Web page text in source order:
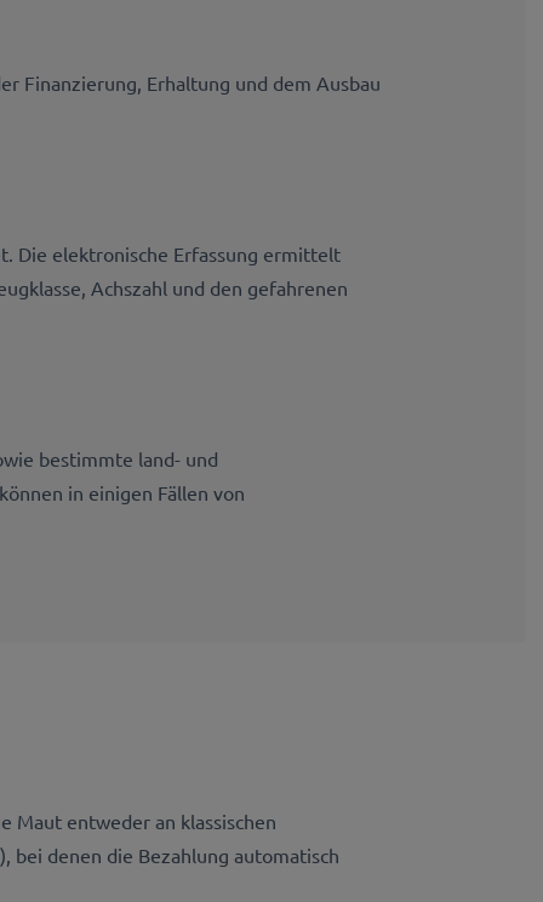
Finanzierung, Erhaltung und dem Ausbau
Die elektronische Erfassung ermittelt
Achszahl und den gefahrenen
bestimmte land- und
in einigen Fällen von
Maut entweder an klassischen
bei denen die Bezahlung automatisch